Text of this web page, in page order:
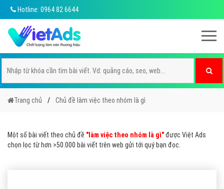
Hotline: 0964 82 6644
Trang chủ Chủ đề làm việc theo nhóm là gì
Một số bài viết theo chủ đề "làm việc theo nhóm là gì"được Việt Ads
chọn lọc từ hơn >50.000 bài viết trên web gửi tới quý bạn đọc.